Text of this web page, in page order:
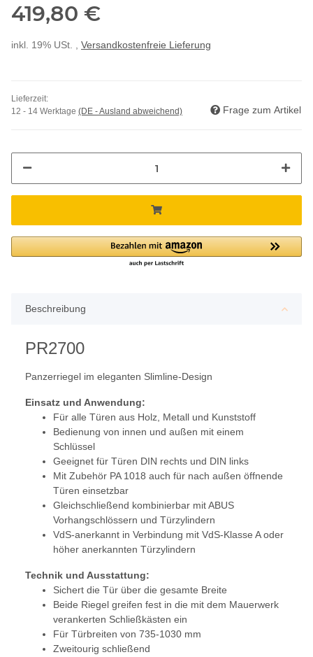
419,80 €
inkl. 19% USt. , Versandkostenfreie Lieferung
Lieferzeit:
12 - 14 Werktage (DE - Ausland abweichend) Frage zum Artikel
Beschreibung
PR2700
Panzerriegel im eleganten Slimline-Design
Einsatz und Anwendung:
Für alle Türen aus Holz, Metall und Kunststoff
Bedienung von innen und außen mit einem
Schlüssel
Geeignet für Türen DIN rechts und DIN links
Mit Zubehör PA 1018 auch für nach außen öffnende
Türen einsetzbar
Gleichschließend kombinierbar mit ABUS
Vorhangschlössern und Türzylindern
VdS-anerkannt in Verbindung mit VdS-Klasse A oder
höher anerkannten Türzylindern
Technik und Ausstattung:
Sichert die Tür über die gesamte Breite
Beide Riegel greifen fest in die mit dem Mauerwerk
verankerten Schließkästen ein
Für Türbreiten von 735-1030 mm
Zweitourig schließend